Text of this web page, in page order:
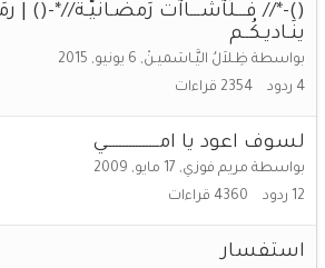
()-*// فْـــلَآشَـــاآت رَمضَـانيّـة//*-() |
ينَـاديـكُــم
بواسطة ظِـلاَلُ اليَّـاسَميـنْ, 6 يونيو, 2015
4 ردود 2354 قراءات
لسوف اعود يا امــــــــــــــــي
بواسطة مريم فوزي, 17 مايو, 2009
12 ردود 4360 قراءات
استفسار